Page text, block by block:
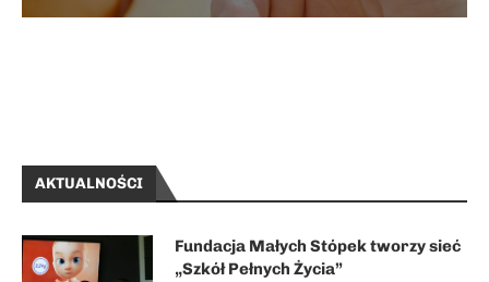
AKTUALNOŚCI
Fundacja Małych Stópek tworzy sieć
„Szkół Pełnych Życia”